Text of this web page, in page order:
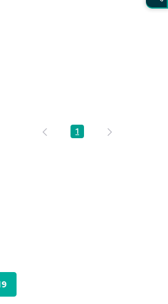
Página
1